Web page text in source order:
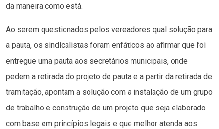
da maneira como está.
Ao serem questionados pelos vereadores qual solução para
a pauta, os sindicalistas foram enfáticos ao afirmar que foi
entregue uma pauta aos secretários municipais, onde
pedem a retirada do projeto de pauta e a partir da retirada de
tramitação, apontam a solução com a instalação de um grupo
de trabalho e construção de um projeto que seja elaborado
com base em princípios legais e que melhor atenda aos